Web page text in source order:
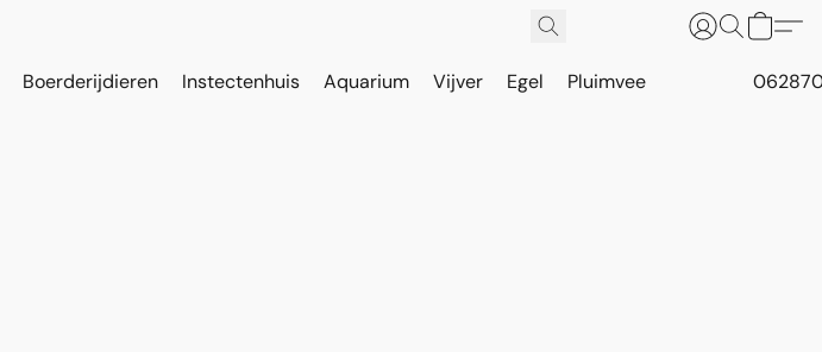
Boerderijdieren Instectenhuis Aquarium Vijver Egel Pluimvee